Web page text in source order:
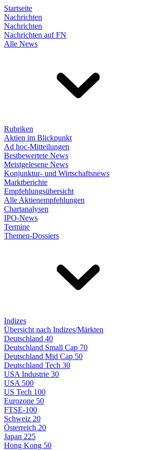
Startseite
Nachrichten
Nachrichten
Nachrichten auf FN
Alle News
Rubriken
Aktien im Blickpunkt
Ad hoc-Mitteilungen
Bestbewertete News
Meistgelesene News
Konjunktur- und Wirtschaftsnews
Marktberichte
Empfehlungsübersicht
Alle Aktienempfehlungen
Chartanalysen
IPO-News
Termine
Themen-Dossiers
Indizes
Übersicht nach Indizes/Märkten
Deutschland 40
Deutschland Small Cap 70
Deutschland Mid Cap 50
Deutschland Tech 30
USA Industrie 30
USA 500
US Tech 100
Eurozone 50
FTSE-100
Schweiz 20
Österreich 20
Japan 225
Hong Kong 50